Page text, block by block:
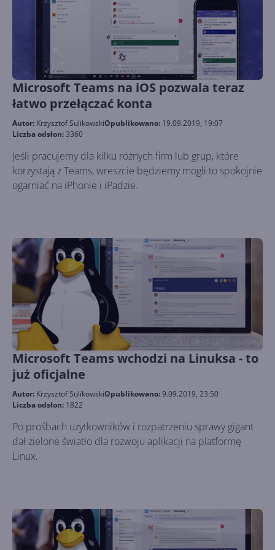
Microsoft Teams na iOS pozwala teraz
łatwo przełączać konta
Autor: Krzysztof SulikowskiOpublikowano: 19.09.2019, 19:07
Liczba odsłon:3360
Jeśli pracujemy dla kilku różnych firm lub grup, które
korzystają z Teams, wreszcie będziemy mogli to spokojnie
ogarniać na iPhonie i iPadzie.
Microsoft Teams wchodzi na Linuksa - to
już oficjalne
Autor: Krzysztof SulikowskiOpublikowano:9.09.2019, 23:50
Liczba odsłon: 1822
Po prośbach użytkowników i rozpatrzeniu sprawy gigant
dał zielone światło dla rozwoju aplikacji na platformę
Linux.